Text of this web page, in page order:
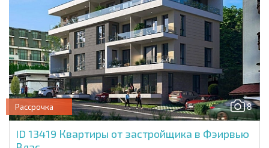
8
Рассрочка
ID 13419 Квартиры от застройщика в Фэирвью